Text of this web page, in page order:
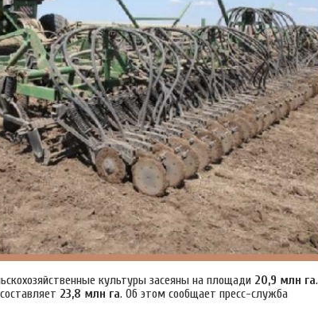
культуры засеяны на площади 20,9 млн га.
23,8 млн га. Об этом сообщает пресс-служба